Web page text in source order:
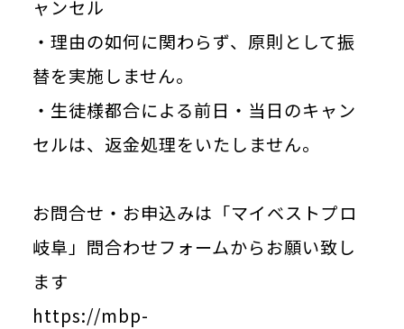
ャンセル
・理由の如何に関わらず、原則として振
替を実施しません。
・生徒様都合による前日・当日のキャン
セルは、返金処理をいたしません。
お問合せ・お申込みは「マイベストプロ
岐阜」問合わせフォームからお願い致し
ます
https://mbp-